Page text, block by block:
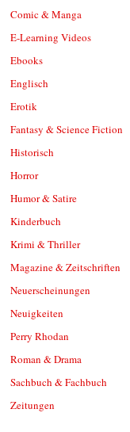
Comic & Manga
E-Learning Videos
Ebooks
Englisch
Erotik
Fantasy & Science Fiction
Historisch
Horror
Humor & Satire
Kinderbuch
Krimi & Thriller
Magazine & Zeitschriften
Neuerscheinungen
Neuigkeiten
Perry Rhodan
Roman & Drama
Sachbuch & Fachbuch
Zeitungen